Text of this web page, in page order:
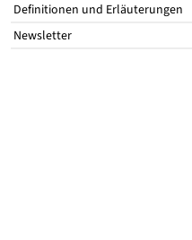
Definitionen und Erläuterungen
Newsletter